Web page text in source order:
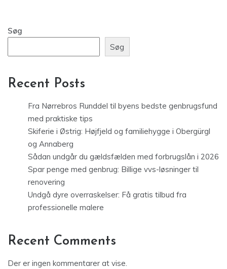
Søg
Søg
Recent Posts
Fra Nørrebros Runddel til byens bedste genbrugsfund
med praktiske tips
Skiferie i Østrig: Højfjeld og familiehygge i Obergürgl
og Annaberg
Sådan undgår du gældsfælden med forbrugslån i 2026
Spar penge med genbrug: Billige vvs-løsninger til
renovering
Undgå dyre overraskelser: Få gratis tilbud fra
professionelle malere
Recent Comments
Der er ingen kommentarer at vise.